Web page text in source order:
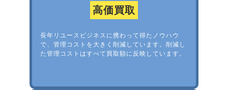
高価買取
長年リユースビジネスに携わって得たノウハウ
で、管理コストを大きく削減しています。削減し
た管理コストはすべて買取額に反映しています。